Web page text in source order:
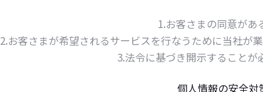
1.お客さまの同意があ
2.お客さまが希望されるサービスを行なうために当社が
3.法令に基づき開示することが
個人情報の安全対